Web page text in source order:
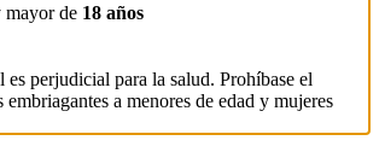
mayor de 18 años
es perjudicial para la salud. Prohíbase el
embriagantes a menores de edad y mujeres